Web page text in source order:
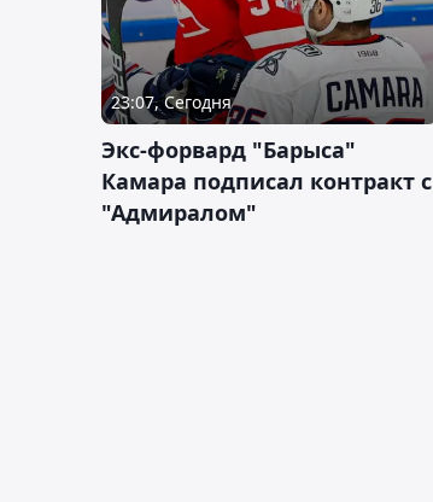
23:07, Сегодня
Экс-форвард "Барыса"
Камара подписал контракт с
"Адмиралом"